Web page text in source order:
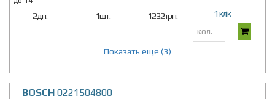
2дн. 1шт. 1232 грн. 1 клік
Показать еще (3)
BOSCH 0221504800